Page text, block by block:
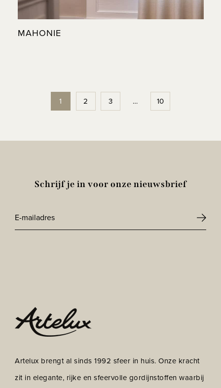
MAHONIE
1 2 3 … 10
Schrijf je in voor onze nieuwsbrief
mailadres
Artelux brengt al sinds 1992 sfeer in huis. Onze kracht
zit in elegante, rijke en sfeervolle gordijnstoffen waarbij